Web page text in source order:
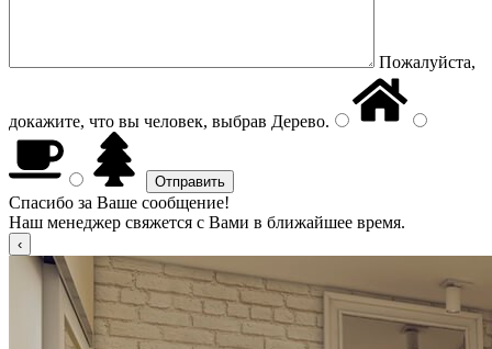
Пожалуйста,
докажите, что вы человек, выбрав Дерево.
Спасибо за Ваше сообщение!
Наш менеджер свяжется с Вами в ближайшее время.